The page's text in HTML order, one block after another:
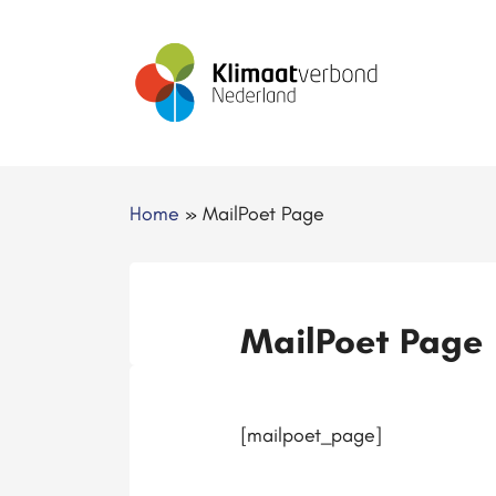
Home » MailPoet Page
MailPoet Page
[mailpoet_page]